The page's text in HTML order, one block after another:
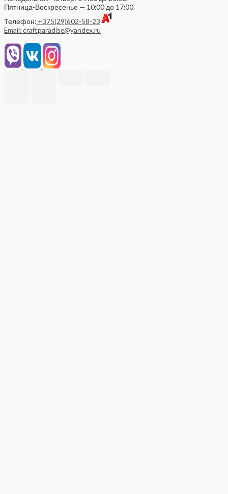
Пятница-Воскресенье — 10:00 до 17:00.
Телефон: +375(29)602-58-23
Email: craftparadise@yandex.ru